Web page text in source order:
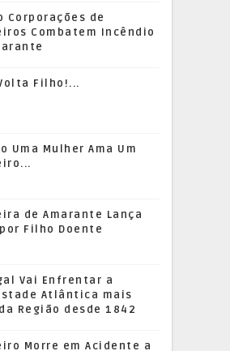
Corporações de
Combatem Incêndio
Filho!...
Uma Mulher Ama Um
de Amarante Lança
Filho Doente
Vai Enfrentar a
Atlântica mais
Região desde 1842
Morre em Acidente a